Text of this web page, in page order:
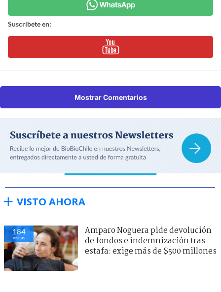
Suscríbete en:
Mostrar Comentarios
VISTO AHORA
184
visitas
Amparo Noguera pide devolución
de fondos e indemnización tras
estafa: exige más de $500 millones